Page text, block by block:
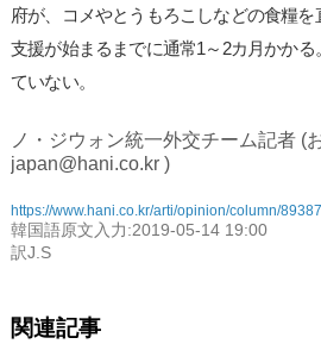
府が、コメやとうもろこしなどの食糧
支援が始まるまでに通常1～2カ月かか
ていない。
ノ・ジウォン統一外交チーム記者 (
japan@hani.co.kr )
https://www.hani.co.kr/arti/opinion/column/
韓国語原文入力:2019-05-14 19:00
訳J.S
関連記事